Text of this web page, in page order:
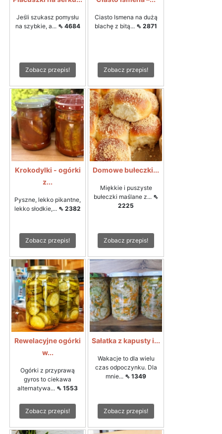
Jeśli szukasz pomysłu
na szybkie, a... ⇖ 4684
Zobacz przepis!
Ciasto Ismena na dużą
blachę z bitą... ⇖ 2871
Zobacz przepis!
Krokodylki - ogórki
z...
Pyszne, lekko pikantne,
lekko słodkie,... ⇖ 2382
Zobacz przepis!
Domowe bułeczki...
Miękkie i puszyste
bułeczki maślane z... ⇖
2225
Zobacz przepis!
Rewelacyjne ogórki
w...
Ogórki z przyprawą
gyros to ciekawa
alternatywa... ⇖ 1553
Zobacz przepis!
Sałatka z kapusty i...
Wakacje to dla wielu
czas odpoczynku. Dla
mnie... ⇖ 1349
Zobacz przepis!